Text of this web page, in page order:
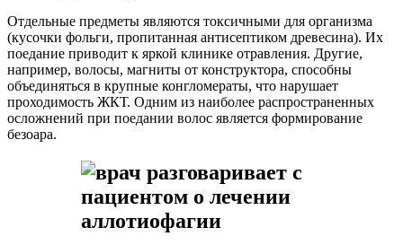
Отдельные предметы являются токсичными для организма
(кусочки фольги, пропитанная антисептиком древесина). Их
поедание приводит к яркой клинике отравления. Другие,
например, волосы, магниты от конструктора, способны
объединяться в крупные конгломераты, что нарушает
проходимость ЖКТ. Одним из наиболее распространенных
осложнений при поедании волос является формирование
безоара.